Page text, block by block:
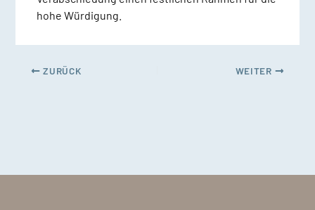
hohe Würdigung.
ZURÜCK WEITER